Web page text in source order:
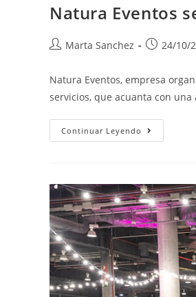
Natura Eventos
Marta Sanchez 24/10/
Natura Eventos, empresa
servicios, que acuanta con
Continuar Leyendo